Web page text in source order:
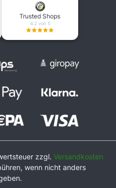
Trusted Shops
4.2 von 5
zzgl. Versandkosten
wenn nicht anders